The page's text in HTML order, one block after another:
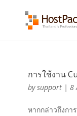
การใช้งาน
bysupport| 8
หากกล่าวถึงกา